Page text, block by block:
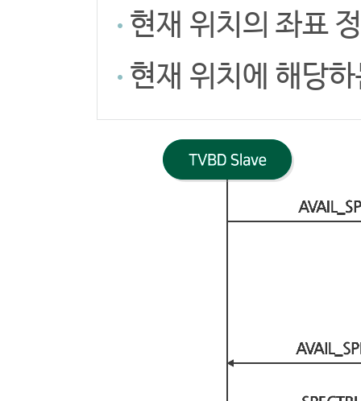
현재 위치의 좌표
현재 위치에 해당